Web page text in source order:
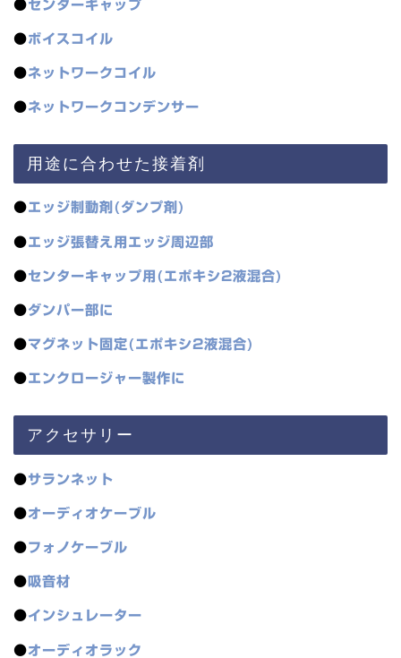
●センターキャップ
●ボイスコイル
●ネットワークコイル
●ネットワークコンデンサー
用途に合わせた接着剤
●エッジ制動剤(ダンプ剤)
●エッジ張替え用エッジ周辺部
●センターキャップ用(エポキシ2液混合)
●ダンパー部に
●マグネット固定(エポキシ2液混合)
●エンクロージャー製作に
アクセサリー
●サランネット
●オーディオケーブル
●フォノケーブル
● 吸音材
●インシュレーター
●オーディオラック